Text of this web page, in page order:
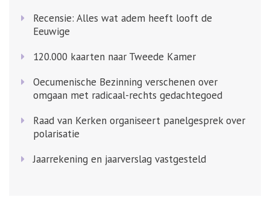
Recensie: Alles wat adem heeft looft de
Eeuwige
120.000 kaarten naar Tweede Kamer
Oecumenische Bezinning verschenen over
omgaan met radicaal-rechts gedachtegoed
Raad van Kerken organiseert panelgesprek over
polarisatie
Jaarrekening en jaarverslag vastgesteld